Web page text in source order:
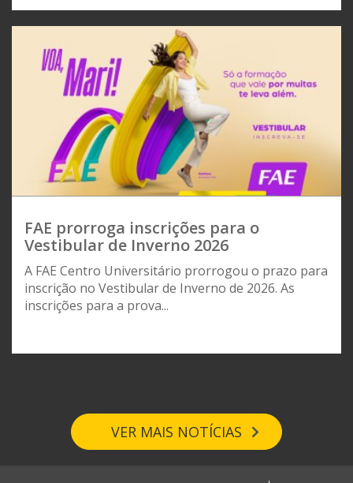
FAE prorroga inscrições para o
Vestibular de Inverno 2026
A FAE Centro Universitário prorrogou o prazo para
inscrição no Vestibular de Inverno de 2026. As
inscrições para a prova...
VER MAIS NOTÍCIAS